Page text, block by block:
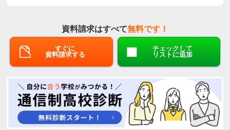
資料請求はすべて無料です！
すぐに
資料請求する
チェックして
リストに追加